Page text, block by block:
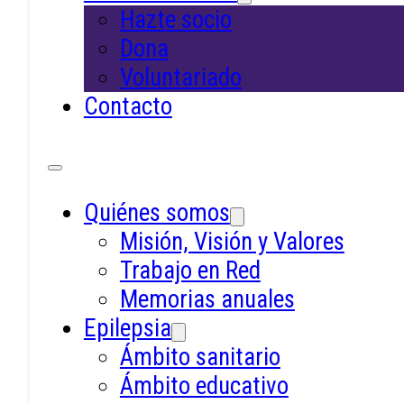
Hazte socio
Dona
Voluntariado
Contacto
Quiénes somos
Misión, Visión y Valores
Trabajo en Red
Memorias anuales
Epilepsia
Ámbito sanitario
Ámbito educativo
En APEMSI escribimos sobre los
familias. Salud mental, cuidado,